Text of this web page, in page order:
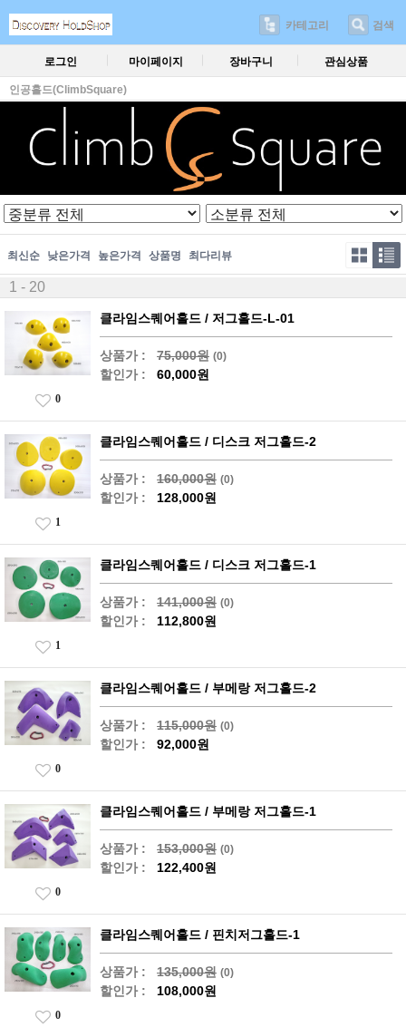
카테고리 검색
로그인 마이페이지 장바구니 관심상품
인공홀드(ClimbSquare)
최신순 낮은가격 높은가격 상품명 최다리뷰
1 - 20
클라임스퀘어홀드 / 저그홀드-L-01
상품가 : 75,000원 (0)
할인가 : 60,000원
0
클라임스퀘어홀드 / 디스크 저그홀드-2
상품가 : 160,000원 (0)
할인가 : 128,000원
1
클라임스퀘어홀드 / 디스크 저그홀드-1
상품가 : 141,000원 (0)
할인가 : 112,800원
1
클라임스퀘어홀드 / 부메랑 저그홀드-2
상품가 : 115,000원 (0)
할인가 : 92,000원
0
클라임스퀘어홀드 / 부메랑 저그홀드-1
상품가 : 153,000원 (0)
할인가 : 122,400원
0
클라임스퀘어홀드 / 핀치저그홀드-1
상품가 : 135,000원 (0)
할인가 : 108,000원
0